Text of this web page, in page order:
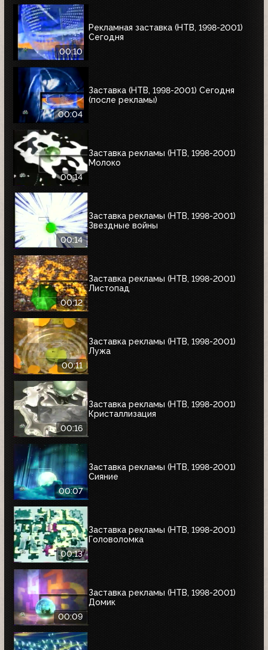
00:10
Рекламная заставка (НТВ, 1998-2001)
Сегодня
00:04
Заставка (НТВ, 1998-2001) Сегодня
(после рекламы)
00:14
Заставка рекламы (НТВ, 1998-2001)
Молоко
00:14
Заставка рекламы (НТВ, 1998-2001)
Звездные войны
00:12
Заставка рекламы (НТВ, 1998-2001)
Листопад
00:11
Заставка рекламы (НТВ, 1998-2001)
Лужа
00:16
Заставка рекламы (НТВ, 1998-2001)
Кристаллизация
00:07
Заставка рекламы (НТВ, 1998-2001)
Сияние
00:13
Заставка рекламы (НТВ, 1998-2001)
Головоломка
00:09
Заставка рекламы (НТВ, 1998-2001)
Домик